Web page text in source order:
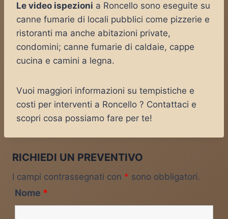
Le video ispezioni a Roncello sono eseguite su
canne fumarie di locali pubblici come pizzerie e
ristoranti ma anche abitazioni private,
condomini; canne fumarie di caldaie, cappe
cucina e camini a legna.
Vuoi maggiori informazioni su tempistiche e
costi per interventi a Roncello ? Contattaci e
scopri cosa possiamo fare per te!
RICHIEDI UN PREVENTIVO
I campi contrassegnati con * sono obbligatori.
Nome *